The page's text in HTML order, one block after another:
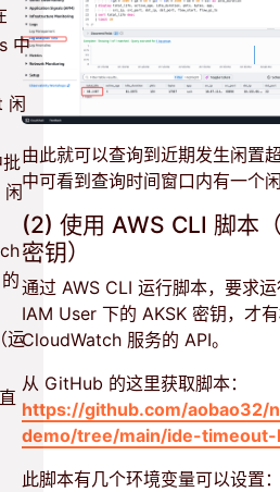
中
闲
运
由此就可以查询到近期发生闲置
中可看到查询时间窗口内有一个
(2) 使用 AWS CLI 脚本
密钥）
通过 AWS CLI 运行脚本，要求
IAM User 下的 AKSK 密钥，才
CloudWatch 服务的 API。
从 GitHub 的这里获取脚本：
https://github.com/
demo/tree/main/ide-timeout-
此脚本有几个环境变量可以设置：